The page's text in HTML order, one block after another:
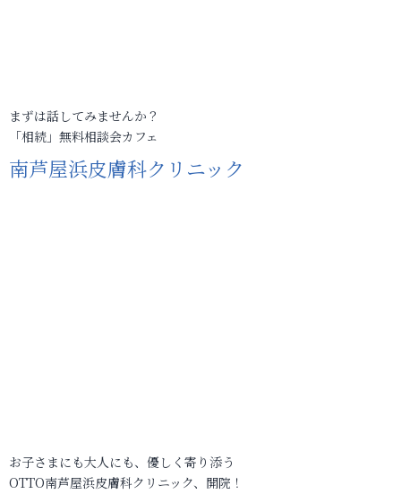
まずは話してみませんか？
「相続」無料相談会カフェ
南芦屋浜皮膚科クリニック
お子さまにも大人にも、優しく寄り添う
OTTO南芦屋浜皮膚科クリニック、開院！